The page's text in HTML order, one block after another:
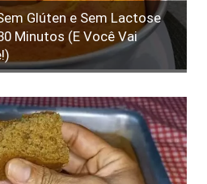
Glúten e Sem Lactose
Minutos (E Você Vai